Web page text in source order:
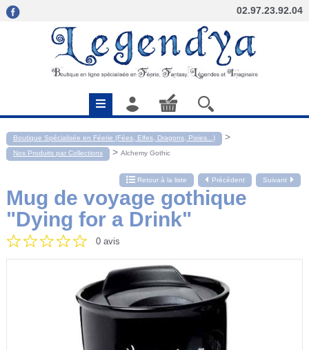
02.97.23.92.04
Boutique Spécialisée en Féerie (Fées, Elfes, Dragons, Pixies...) >
Nos Produits par Collections > Alchemy Gothic
Retour à la liste Précédent Suivant
Mug de voyage gothique
"Dying for a Drink"
0 avis